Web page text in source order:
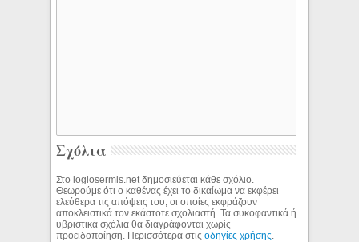
Σχόλια
Στο logiosermis.net δημοσιεύεται κάθε σχόλιο.
Θεωρούμε ότι ο καθένας έχει το δικαίωμα να εκφέρει
ελεύθερα τις απόψεις του, οι οποίες εκφράζουν
αποκλειστικά τον εκάστοτε σχολιαστή. Τα συκοφαντικά ή
υβριστικά σχόλια θα διαγράφονται χωρίς
προειδοποίηση. Περισσότερα στιςοδηγίες χρήσης